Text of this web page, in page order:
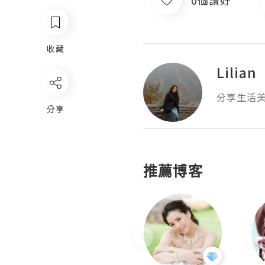
收藏
分享
Lilian
分享生活
推薦博客